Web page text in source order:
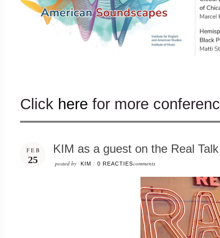
Click here for more
FEB
25
KIM as a guest on the Real
posted by KIM / 0 REACTIEScomments